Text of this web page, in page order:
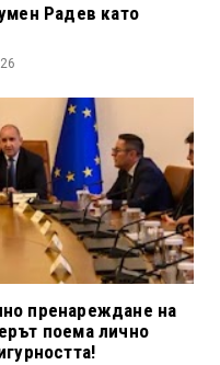
Радев като
пренареждане на
поема лично